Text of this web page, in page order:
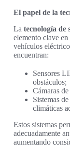
El papel de la
La tecnología de
elemento clave
vehículos
encuentran:
Sensores
obstáculos;
Cámaras
Sistemas
climáticas
Estos sistemas
adecuadamente
aumentando